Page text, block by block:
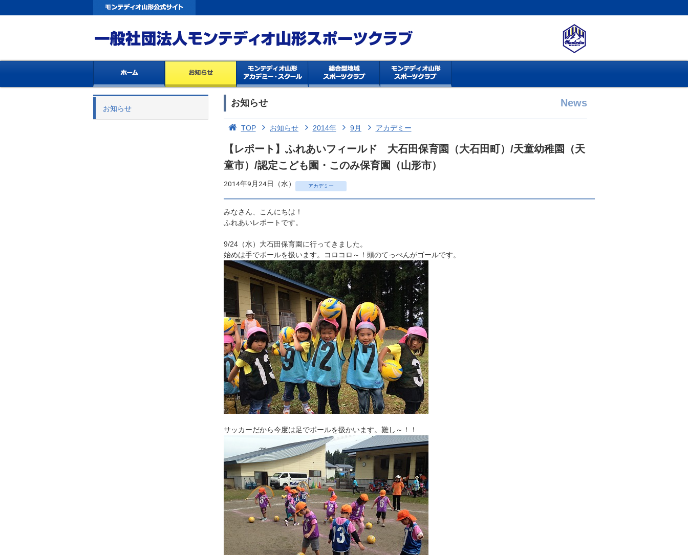
お知らせ
お知らせ News
TOP お知らせ 2014年 9月 アカデミー
【レポート】ふれあいフィールド 大石田保育園（大石田町）/天童幼稚園（天
童市）/認定こども園・このみ保育園（山形市）
2014年9月24日（水） アカデミー
みなさん、こんにちは！
ふれあいレポートです。
9/24（水）大石田保育園に行ってきました。
始めは手でボールを扱います。コロコロ～！頭のてっぺんがゴールです。
サッカーだから今度は足でボールを扱かいます。難し～！！